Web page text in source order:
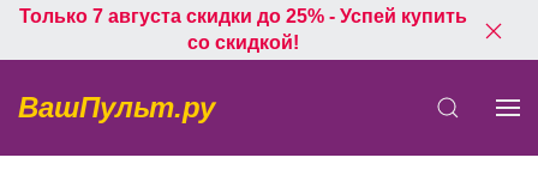
Только 7 августа скидки до 25% - Успей купить
со скидкой!
ВашПульт.ру